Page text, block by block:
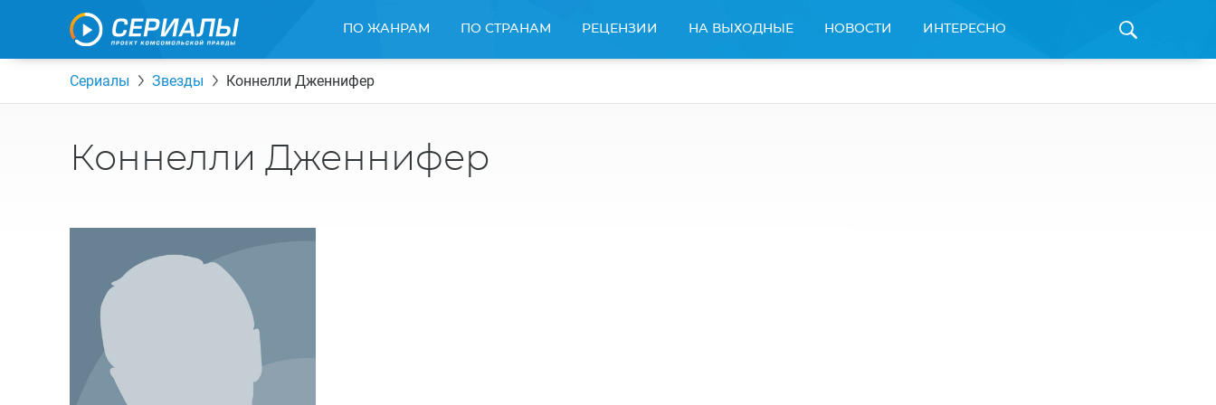
ПО ЖАНРАМ ПО СТРАНАМ РЕЦЕНЗИИ НА ВЫХОДНЫЕ НОВОСТИ ИНТЕРЕСНО
Сериалы Звезды Коннелли Дженнифер
Коннелли Дженнифер